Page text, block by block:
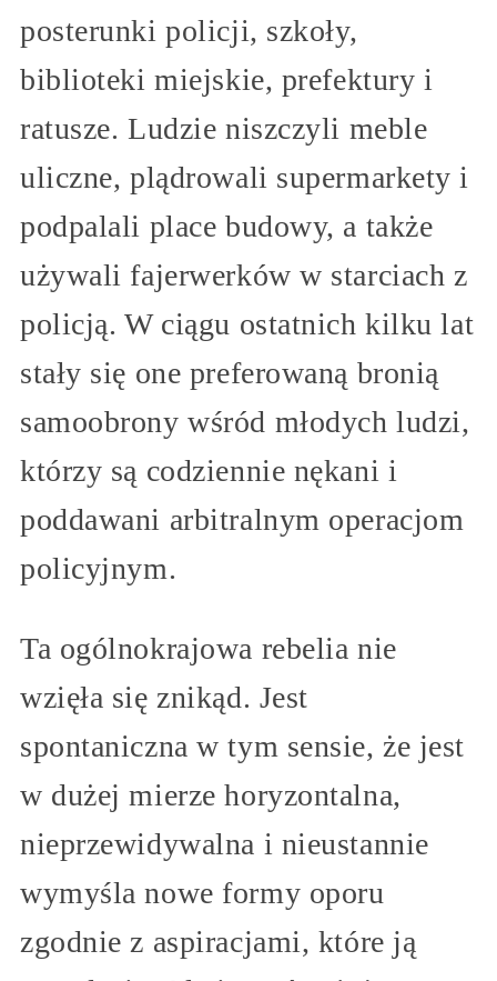
posterunki policji, szkoły,
biblioteki miejskie, prefektury i
ratusze. Ludzie niszczyli meble
uliczne, plądrowali supermarkety i
podpalali place budowy, a także
używali fajerwerków w starciach z
policją. W ciągu ostatnich kilku lat
stały się one preferowaną bronią
samoobrony wśród młodych ludzi,
którzy są codziennie nękani i
poddawani arbitralnym operacjom
policyjnym.
Ta ogólnokrajowa rebelia nie
wzięła się znikąd. Jest
spontaniczna w tym sensie, że jest
w dużej mierze horyzontalna,
nieprzewidywalna i nieustannie
wymyśla nowe formy oporu
zgodnie z aspiracjami, które ją